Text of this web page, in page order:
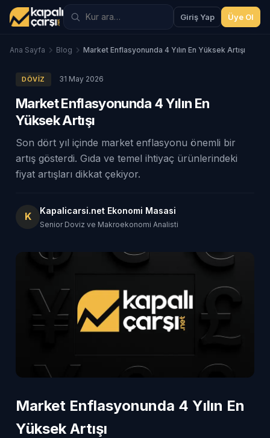
Giriş Yap Üye Ol
Ana Sayfa Blog Market Enflasyonunda 4 Yılın En Yüksek Artışı
DÖVIZ 31 May 2026
Market Enflasyonunda 4 Yılın En
Yüksek Artışı
Son dört yıl içinde market enflasyonu önemli bir
artış gösterdi. Gıda ve temel ihtiyaç ürünlerindeki
fiyat artışları dikkat çekiyor.
K Kapalicarsi.net Ekonomi Masasi
Senior Doviz ve Makroekonomi Analisti
Market Enflasyonunda 4 Yılın En
Yüksek Artışı